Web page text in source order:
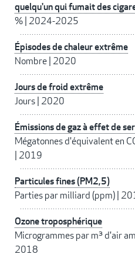
quelqu'un qui fumait des
% 2024-2025
Épisodes de chaleur extrême
Nombre 2020
Jours de froid extrême
Jours 2020
Émissions de gaz à effet de
Mégatonnes d'équivalent en
2019
Particules fines (PM2,5)
Parties par milliard (ppm)
Ozone troposphérique
Microgrammes par m³ d'air
2018